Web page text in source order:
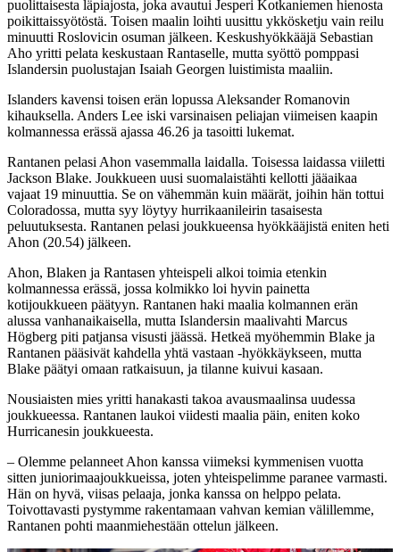
puolittaisesta läpiajosta, joka avautui Jesperi Kotkaniemen hienosta
poikittaissyötöstä. Toisen maalin loihti uusittu ykkösketju vain reilu
minuutti Roslovicin osuman jälkeen. Keskushyökkääjä Sebastian
Aho yritti pelata keskustaan Rantaselle, mutta syöttö pomppasi
Islandersin puolustajan Isaiah Georgen luistimista maaliin.
Islanders kavensi toisen erän lopussa Aleksander Romanovin
kihauksella. Anders Lee iski varsinaisen peliajan viimeisen kaapin
kolmannessa erässä ajassa 46.26 ja tasoitti lukemat.
Rantanen pelasi Ahon vasemmalla laidalla. Toisessa laidassa viiletti
Jackson Blake. Joukkueen uusi suomalaistähti kellotti jääaikaa
vajaat 19 minuuttia. Se on vähemmän kuin määrät, joihin hän tottui
Coloradossa, mutta syy löytyy hurrikaanileirin tasaisesta
peluutuksesta. Rantanen pelasi joukkueensa hyökkääjistä eniten heti
Ahon (20.54) jälkeen.
Ahon, Blaken ja Rantasen yhteispeli alkoi toimia etenkin
kolmannessa erässä, jossa kolmikko loi hyvin painetta
kotijoukkueen päätyyn. Rantanen haki maalia kolmannen erän
alussa vanhanaikaisella, mutta Islandersin maalivahti Marcus
Högberg piti patjansa visusti jäässä. Hetkeä myöhemmin Blake ja
Rantanen pääsivät kahdella yhtä vastaan -hyökkäykseen, mutta
Blake päätyi omaan ratkaisuun, ja tilanne kuivui kasaan.
Nousiaisten mies yritti hanakasti takoa avausmaalinsa uudessa
joukkueessa. Rantanen laukoi viidesti maalia päin, eniten koko
Hurricanesin joukkueesta.
– Olemme pelanneet Ahon kanssa viimeksi kymmenisen vuotta
sitten juniorimaajoukkueissa, joten yhteispelimme paranee varmasti.
Hän on hyvä, viisas pelaaja, jonka kanssa on helppo pelata.
Toivottavasti pystymme rakentamaan vahvan kemian välillemme,
Rantanen pohti maanmiehestään ottelun jälkeen.